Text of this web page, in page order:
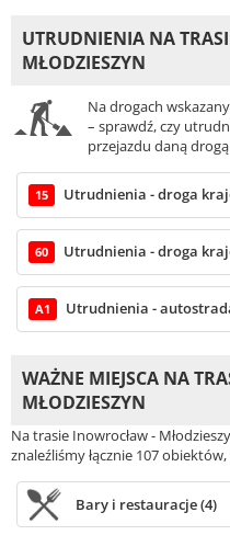
UTRUDNIENIA NA
MŁODZIESZYN
Na drogach
– sprawdź, czy
przejazdu daną
15 Utrudnienia - droga
60 Utrudnienia - droga
A1 Utrudnienia -
WAŻNE MIEJSCA NA
MŁODZIESZYN
Na trasie Inowrocław -
znaleźliśmy łącznie 107
Bary i restauracje (4)